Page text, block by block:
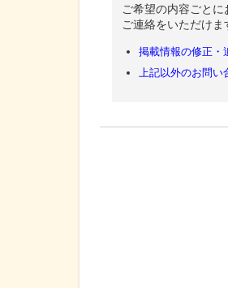
ご希望の内容ごと
ご連絡をいただけま
掲載情報の修正・
上記以外のお問い